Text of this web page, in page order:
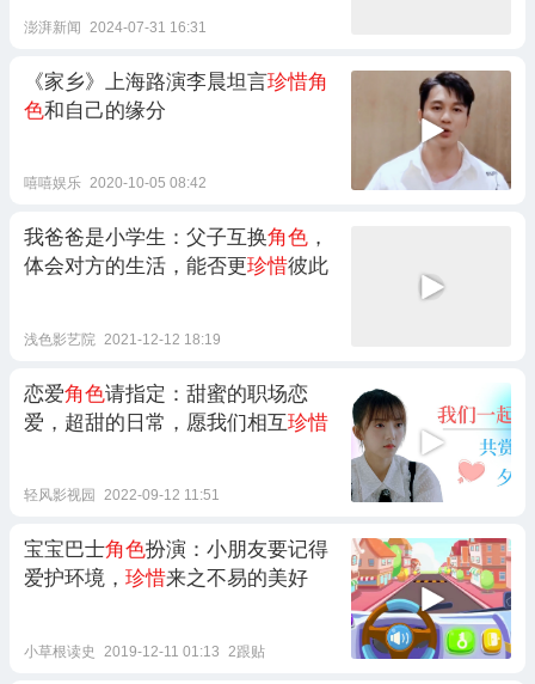
澎湃新闻 2024-07-31 16:31
《家乡》上海路演李晨坦言珍惜角
色和自己的缘分
嘻嘻娱乐 2020-10-05 08:42
我爸爸是小学生：父子互换角色 ，
体会对方的生活，能否更珍惜彼此
浅色影艺院 2021-12-12 18:19
恋爱角色请指定：甜蜜的职场恋
爱，超甜的日常，愿我们相互珍惜
轻风影视园 2022-09-12 11:51
宝宝巴士角色扮演：小朋友要记得
爱护环境， 珍惜来之不易的美好
小草根读史 2019-12-11 01:13 2跟贴